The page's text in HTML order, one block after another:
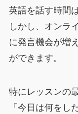
英語を話す時間
しかし、オンラ
に発言機会が増
ができます。
特にレッスンの
「今日は何をし